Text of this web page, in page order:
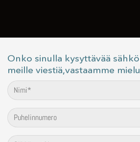
Onko sinulla kysyttävää
meille viestiä,vastaamme